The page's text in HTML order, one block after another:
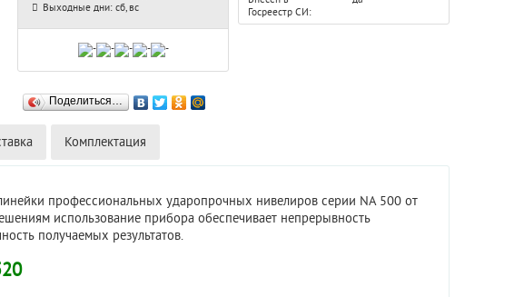
Выходные дни: сб, вс
Поделиться…
Госреестр СИ:
Комплектация
профессиональных ударопрочных нивелиров серии NA 500 от
использование прибора обеспечивает непрерывность
получаемых результатов.